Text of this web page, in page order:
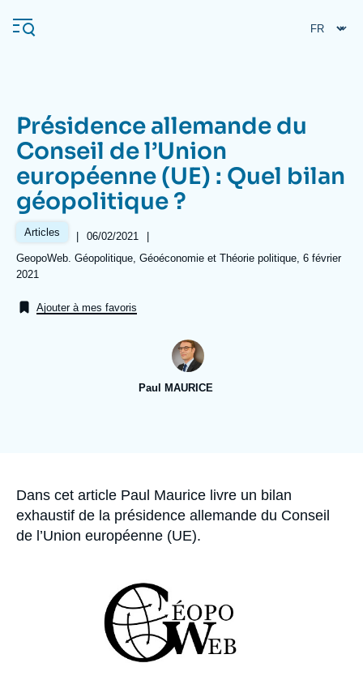
au
contenu
Navigation
principale
L'Ifri
Analyses
Se connecter
À propos de l'Ifri Recherches fréquentes
Présidence allemande du
Conseil de l’Union
européenne (UE) : Quel bilan
géopolitique ?
Articles |
Date
de
publication
06/02/2021
|
Références
GeopoWeb. Géopolitique, Géoéconomie et Théorie politique, 6 février
2021
Ajouter à mes favoris
Paul MAURICE
Accroche
Dans cet article Paul Maurice livre un bilan
exhaustif de la présidence allemande du Conseil
de l’Union européenne (UE).